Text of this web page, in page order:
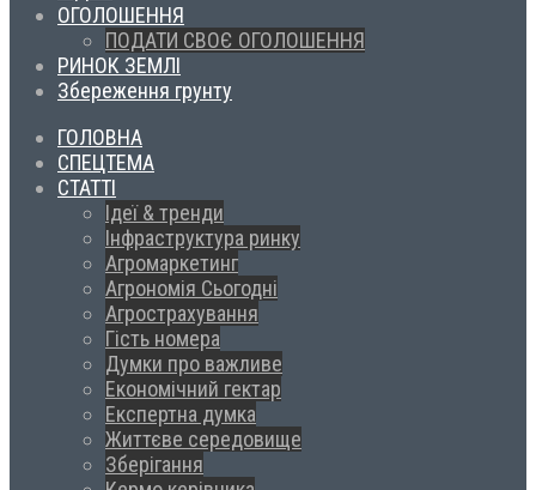
ОГОЛОШЕННЯ
ПОДАТИ СВОЄ ОГОЛОШЕННЯ
РИНОК ЗЕМЛІ
Збереження грунту
ГОЛОВНА
СПЕЦТЕМА
СТАТТІ
Ідеї & тренди
Інфраструктура ринку
Агромаркетинг
Агрономія Сьогодні
Агрострахування
Гість номера
Думки про важливе
Економічний гектар
Експертна думка
Життєве середовище
Зберігання